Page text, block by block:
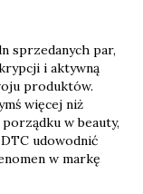
sprzedanych par,
i aktywną
produktów.
więcej niż
w beauty,
udowodnić
w markę